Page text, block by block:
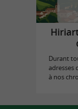
Durant
adresses
à nos